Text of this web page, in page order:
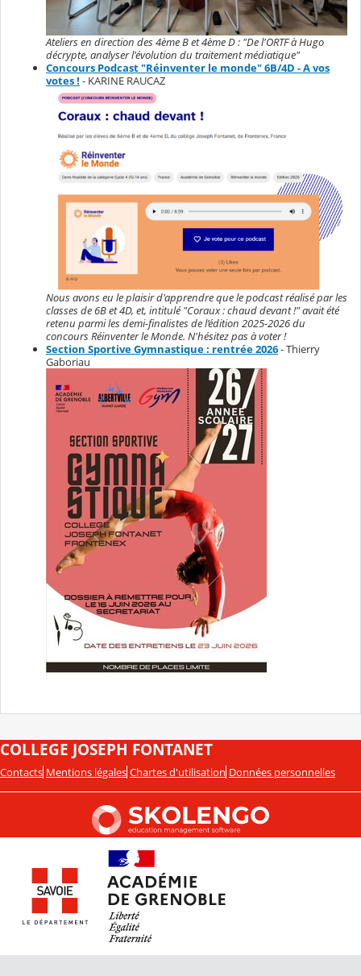
Ateliers en direction des 4ème B et 4ème D : "De l'ORTF à Hugo
décrypte, analyser l'évolution du traitement médiatique"
Concours Podcast "Réinventer le monde" 6B/4D - A vos
votes ! - KARINE RAUCAZ
Nous avons eu le plaisir d'apprendre que le podcast réalisé par les
classes de 6B et 4D, et, intitulé "Coraux : chaud devant !" avait été
retenu parmi les demi-finalistes de l’édition 2025-2026 du
concours Réinventer le Monde. N'hésitez pas à voter !
Section Sportive Gymnastique : rentrée 2026- Thierry
Gaboriau
COLLEGE JOSEPH FONTANET
Contacts Mentions légales Chartes d'utilisation Données personnelles